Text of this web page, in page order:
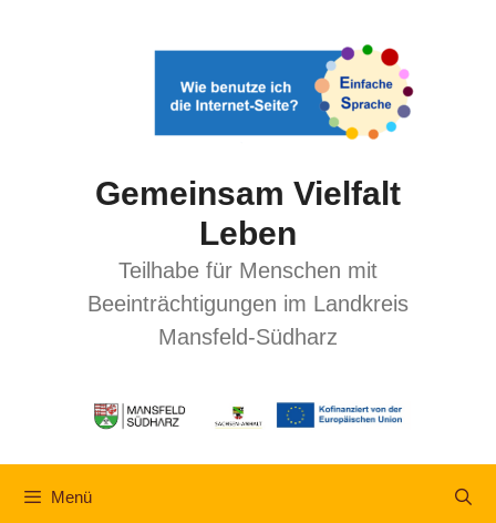
Gemeinsam Vielfalt
Leben
Teilhabe für Menschen mit
Beeinträchtigungen im Landkreis
Mansfeld-Südharz
Menü